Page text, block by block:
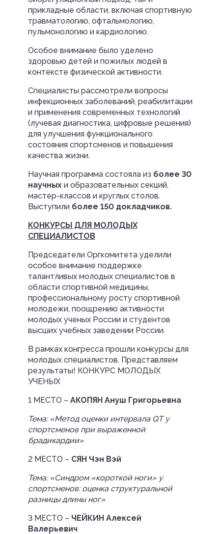
прикладные области, включая спортивную
травматологию, офтальмологию,
пульмонологию и кардиологию.
Особое внимание было уделено
здоровью детей и пожилых людей в
контексте физической активности.
Специалисты рассмотрели вопросы
инфекционных заболеваний, реабилитации
и применения современных технологий
(лучевая диагностика, цифровые решения)
для улучшения функционального
состояния спортсменов и повышения
качества жизни.
Научная программа состояла из более 30
научныхи образовательных секций,
мастер-классов и круглых столов.
Выступили более 150 докладчиков.
КОНКУРСЫ ДЛЯ МОЛОДЫХ
СПЕЦИАЛИСТОВ
Председатели Оргкомитета уделили
особое внимание поддержке
талантливых молодых специалистов в
области спортивной медицины,
профессиональному росту спортивной
молодежи, поощрению активности
молодых ученых России и студентов
высших учебных заведении России.
В рамках конгресса прошли конкурсы для
молодых специалистов. Представляем
результаты! КОНКУРС МОЛОДЫХ
УЧЕНЫХ
1 МЕСТО – АКОПЯН Ануш Григорьевна
Тема: «Метод оценки интервала QT у
спортсменов при выраженной
брадикардии»
2 МЕСТО – СЯН Чэн Вэй
Тема: «Синдром «короткой ноги» у
спортсменов: оценка структуральной
разницы длины ног»
3 МЕСТО – ЧЕЙКИН Алексей
Валерьевич